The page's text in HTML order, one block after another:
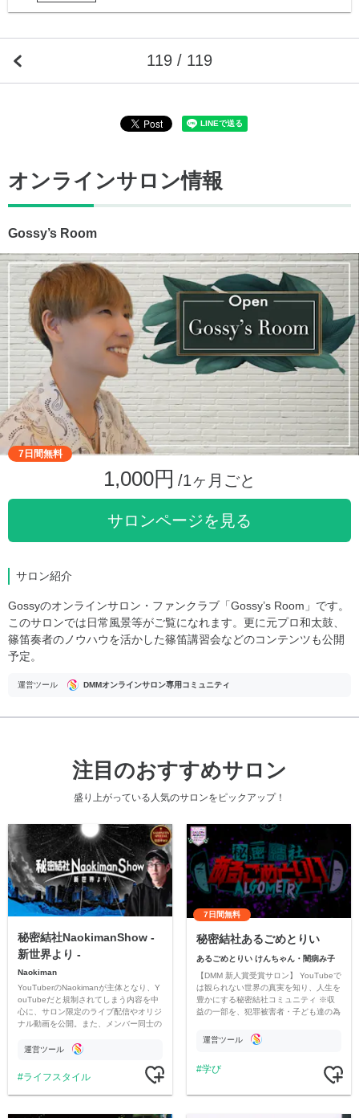
119 / 119
オンラインサロン情報
Gossy’s Room
7日間無料
1,000円 /1ヶ月ごと
サロンページを見る
サロン紹介
Gossyのオンラインサロン・ファンクラブ「Gossy’s Room」です。
このサロンでは日常風景等がご覧になれます。更に元プロ和太鼓、
篠笛奏者のノウハウを活かした篠笛講習会などのコンテンツも公開
予定。
運営ツール DMMオンラインサロン専用コミュニティ
注目のおすすめサロン
盛り上がっている人気のサロンをピックアップ！
秘密結社NaokimanShow -
新世界より -
Naokiman
YouTuberのNaokimanが主体となり、Y
ouTubeだと規制されてしまう内容を中
心に、サロン限定のライブ配信やオリジ
ナル動画を公開。また、メンバー同士の
ただいています。
運営ツール
ライフスタイル
7日間無料
秘密結社あるごめとりい
あるごめとりい けんちゃん・闇病み子
【DMM 新人賞受賞サロン】 YouTubeで
は観られない世界の真実を知り、人生を
豊かにする秘密結社コミュニティ ※収
益の一部を、犯罪被害者・子ども達の為
す運営ツール
学び